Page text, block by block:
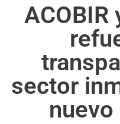
ACOBIR
sector